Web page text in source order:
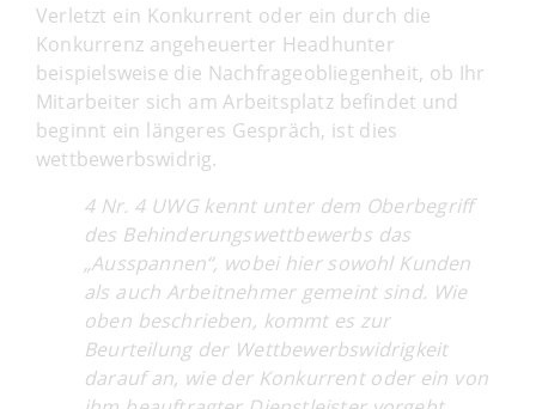
Verletzt ein Konkurrent oder ein durch die
Konkurrenz angeheuerter Headhunter
beispielsweise die Nachfrageobliegenheit, ob Ihr
Mitarbeiter sich am Arbeitsplatz befindet und
beginnt ein längeres Gespräch, ist dies
wettbewerbswidrig.
4 Nr. 4 UWG kennt unter dem Oberbegriff
des Behinderungswettbewerbs das
„Ausspannen“, wobei hier sowohl Kunden
als auch Arbeitnehmer gemeint sind. Wie
oben beschrieben, kommt es zur
Beurteilung der Wettbewerbswidrigkeit
darauf an, wie der Konkurrent oder ein von